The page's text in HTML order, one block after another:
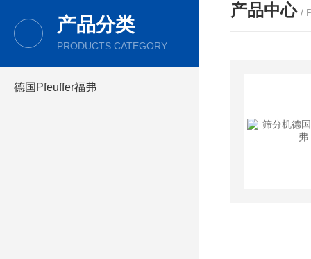
产品分类
PRODUCTS CATEGORY
德国Pfeuffer福弗
产品中心 /